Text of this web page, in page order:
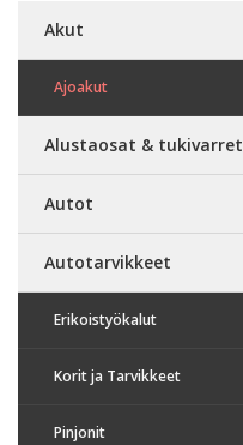
Akut
Ajoakut
Alustaosat & tukivarret
Autot
Autotarvikkeet
Erikoistyökalut
Korit ja Tarvikkeet
Pinjonit